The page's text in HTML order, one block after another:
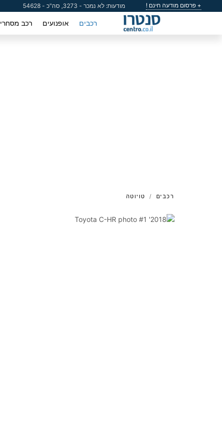
+ פרסום מודעה חינם ! מודעות: לא נמכר - 3273, סה"כ - 54628
רכבים אופנועים רכב מסחרי
רכבים טויוטה